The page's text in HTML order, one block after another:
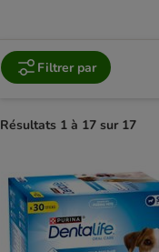
Filtrer par
Résultats 1 à 17 sur 17